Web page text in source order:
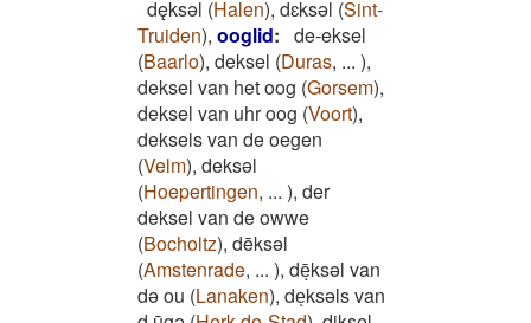
dęksǝl (Halen), dɛksǝl (Sint-
Truiden), ooglid: de-eksel
(Baarlo), deksel (Duras, ... ),
deksel van het oog (Gorsem),
deksel van uhr oog (Voort),
deksels van de oegen
(Velm), deksəl
(Hoepertingen, ... ), der
deksel van de owwe
(Bocholtz), dēksəl
(Amstenrade, ... ), dēͅksəl van
də ou (Lanaken), deͅksəls van